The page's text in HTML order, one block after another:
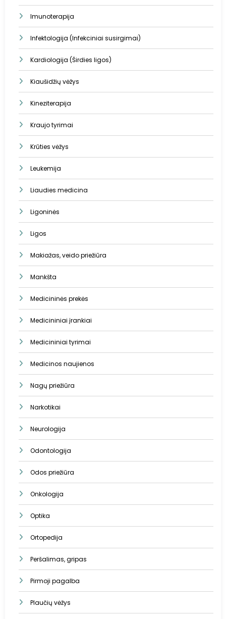
Imunoterapija
Infektologija (Infekciniai susirgimai)
Kardiologija (Širdies ligos)
Kiaušidžių vėžys
Kineziterapija
Kraujo tyrimai
Krūties vėžys
Leukemija
Liaudies medicina
Ligoninės
Ligos
Makiažas, veido priežiūra
Mankšta
Medicininės prekės
Medicininiai įrankiai
Medicininiai tyrimai
Medicinos naujienos
Nagų priežiūra
Narkotikai
Neurologija
Odontologija
Odos priežiūra
Onkologija
Optika
Ortopedija
Peršalimas, gripas
Pirmoji pagalba
Plaučių vėžys